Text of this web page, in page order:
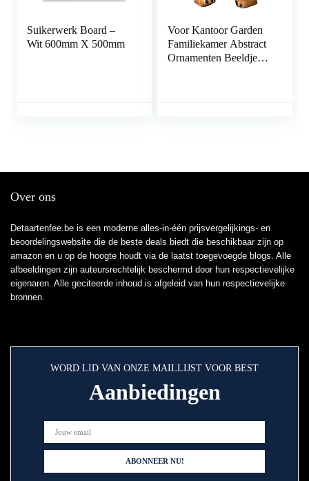
Suikerwerk Board –
Wit 600mm X 500mm
Voor Kantoor Garden
Familiekamer Abstract
Ornamenten Beeldjes
Over ons
Detaartenfee.be is een moderne alles-in-één prijsvergelijkings- en
beoordelingswebsite die de beste deals biedt die beschikbaar zijn op
amazon en u op de hoogte houdt via de laatst toegevoegde blogs. Alle
afbeeldingen zijn auteursrechtelijk beschermd door hun respectievelijke
eigenaren. Alle geciteerde inhoud is afgeleid van hun respectievelijke
bronnen.
WORD LID VAN ONZE MAILLIJST VOOR BEST
Aanbiedingen